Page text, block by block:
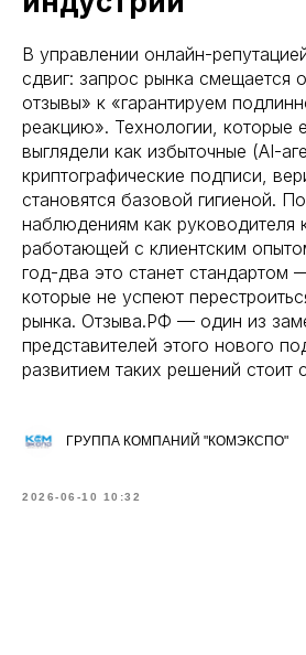
В управлении онлайн-
сдвиг: запрос рынка смещается
отзывы» к «гарантируем
реакцию». Технологии, которые
выглядели как избыточные (AI-
криптографические подписи,
становятся базовой гигиеной.
наблюдениям как руководителя
работающей с клиентским
год-два это станет стандартом
которые не успеют
рынка. Отзыва.РФ — один из
представителей этого нового
развитием таких решений стоит
ГРУППА КОМПАНИЙ "КОМЭКСПО"
2026-06-10 10:32